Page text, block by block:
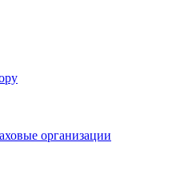
организации